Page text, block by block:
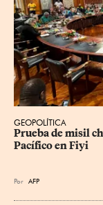
GEOPOLÍTICA
Prueba de misil
Pacífico en Fiyi
Por AFP